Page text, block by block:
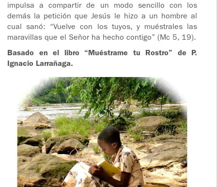
impulsa a compartir de un modo sencillo con los
demás la petición que Jesús le hizo a un hombre al
cual sanó: “Vuelve con los tuyos, y muéstrales las
maravillas que el Señor ha hecho contigo” (Mc 5, 19).
Basado en el libro “Muéstrame tu Rostro” de P.
Ignacio Larrañaga.